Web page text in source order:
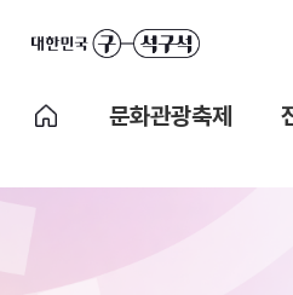
문화관광축제